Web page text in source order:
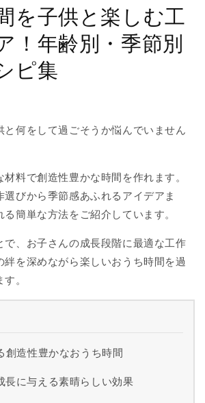
を子供と楽しむ工
！年齢別・季節別
ピ集
と何をして過ごそうか悩んでいません
料で創造性豊かな時間を作れます。
選びから季節感あふれるアイデアま
簡単な方法をご紹介しています。
で、お子さんの成長段階に最適な工作
絆を深めながら楽しいおうち時間を過
。
創造性豊かなおうち時間
長に与える素晴らしい効果